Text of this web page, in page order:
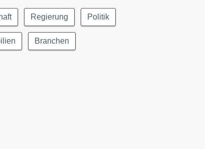
Regierung Politik
Branchen